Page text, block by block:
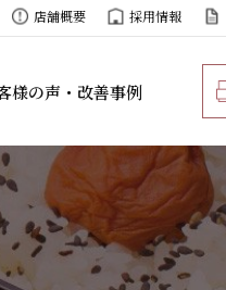
店舗概要 採用情報
様の声・改善事例